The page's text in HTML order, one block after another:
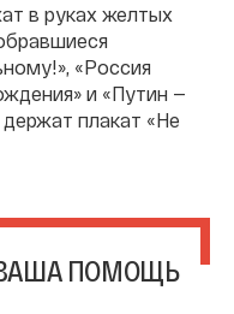
в руках желтых
«Россия
и «Путин —
плакат «Не
ПОМОЩЬ